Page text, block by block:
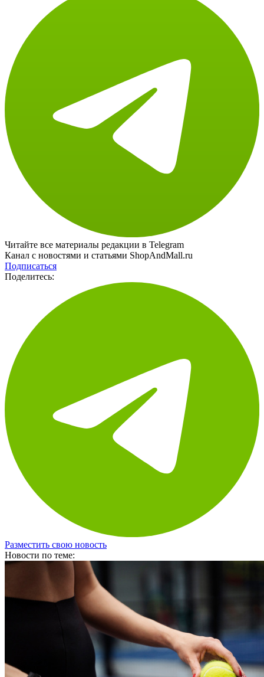
Читайте все материалы редакции в Telegram
Канал с новостями и статьями ShopAndMall.ru
Подписаться
Поделитесь:
Разместить свою новость
Новости по теме: